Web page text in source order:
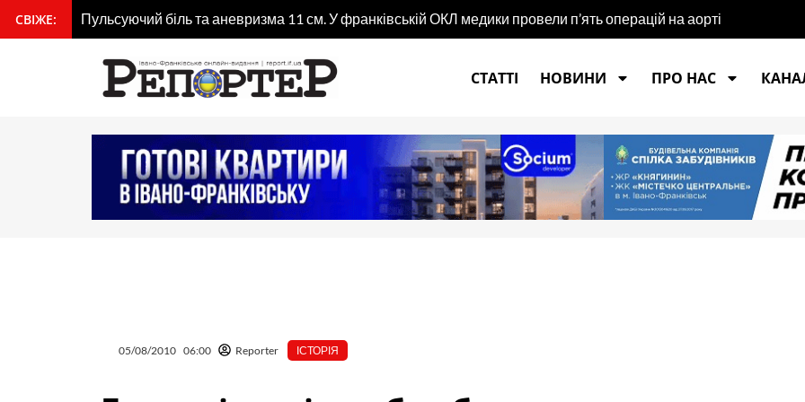
вмісту
СВІЖЕ: Пульсуючий біль та аневризма 11 см. У франківській ОКЛ медики провели п’ять операцій на аорті
СТАТТІ
НОВИНИ ПРО НАС
05/08/2010 06:00 Reporter ІСТОРІЯ